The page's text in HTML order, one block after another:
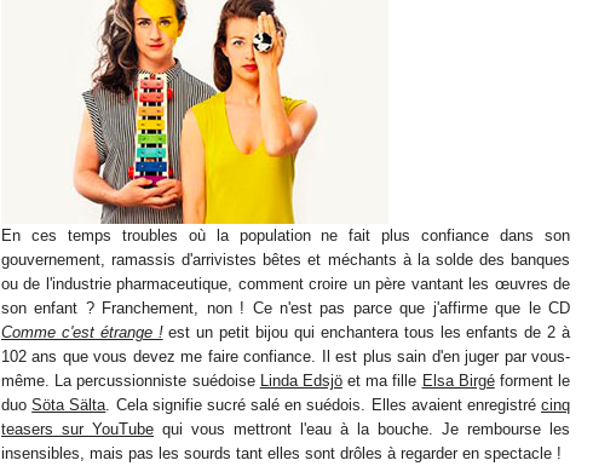
En ces temps troubles où la population ne fait plus confiance dans son
gouvernement, ramassis d'arrivistes bêtes et méchants à la solde des banques
ou de l'industrie pharmaceutique, comment croire un père vantant les œuvres de
son enfant ? Franchement, non ! Ce n'est pas parce que j'affirme que le CD
Comme c'est étrange !est un petit bijou qui enchantera tous les enfants de 2 à
102 ans que vous devez me faire confiance. Il est plus sain d'en juger par vous-
même. La percussionniste suédoise
Linda Edsjöet ma fille Elsa Birgéforment le
duoSöta Sälta . Cela signifie sucré salé en suédois. Elles avaient enregistrécinq
teasers sur YouTube qui vous mettront l'eau à la bouche. Je rembourse les
insensibles, mais pas les sourds tant elles sont drôles à regarder en spectacle !